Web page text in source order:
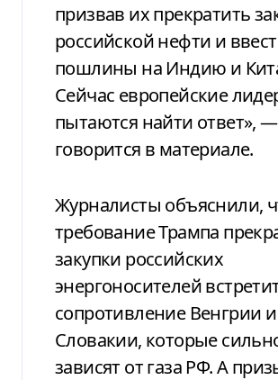
призвав их прекратить
российской нефти и
пошлины на Индию и
Сейчас европейские
пытаются найти ответ», —
говорится в материале.
Журналисты объяснили,
требование Трампа
закупки российских
энергоносителей
сопротивление Венгрии и
Словакии, которые
зависят от газа РФ. А